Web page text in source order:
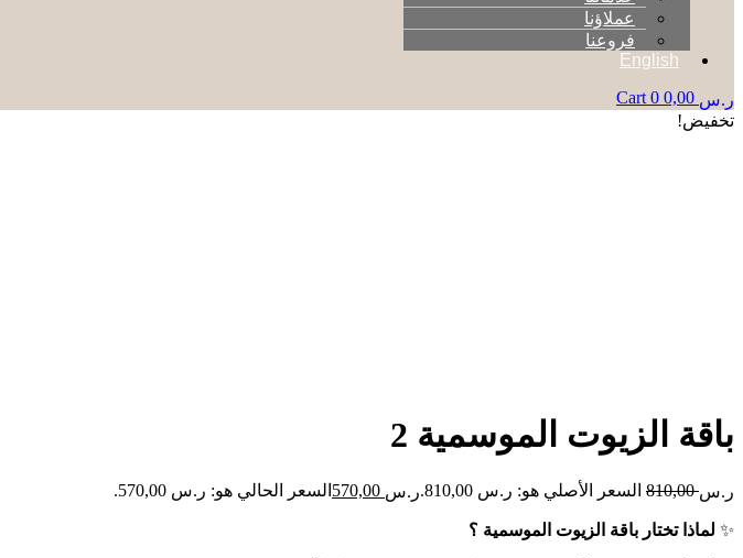
عملاؤنا
فروعنا
English
ر.س 0
Cart
تخفيض!
باقة الزيوت الموسمية 2
ر.س810,00 السعر الأصلي هو: ر.س 810,00. ر.س السعر الحالي هو: ر.س 570,00.
✨ لماذا تختار باقة الزيوت الموسمية ؟